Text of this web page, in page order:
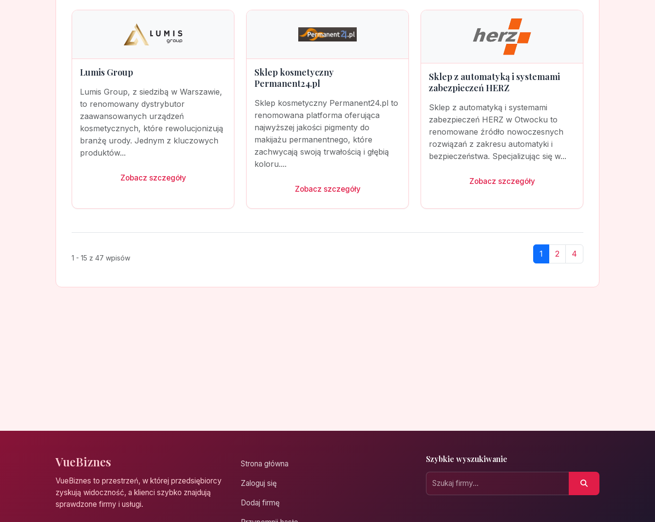
Lumis Group
Lumis Group, z siedzibą w Warszawie,
to renomowany dystrybutor
zaawansowanych urządzeń
kosmetycznych, które rewolucjonizują
branżę urody. Jednym z kluczowych
produktów...
Zobacz szczegóły
Sklep kosmetyczny
Permanent24.pl
Sklep kosmetyczny Permanent24.pl to
renomowana platforma oferująca
najwyższej jakości pigmenty do
makijażu permanentnego, które
zachwycają swoją trwałością i głębią
koloru....
Zobacz szczegóły
Sklep z automatyką i systemami
zabezpieczeń HERZ
Sklep z automatyką i systemami
zabezpieczeń HERZ w Otwocku to
renomowane źródło nowoczesnych
rozwiązań z zakresu automatyki i
bezpieczeństwa. Specjalizując się w...
Zobacz szczegóły
1 - 15 z 47 wpisów 1 2 4
VueBiznes
VueBiznes to przestrzeń, w której przedsiębiorcy
zyskują widoczność, a klienci szybko znajdują
sprawdzone firmy i usługi.
Strona główna
Zaloguj się
Dodaj firmę
Szybkie wyszukiwanie